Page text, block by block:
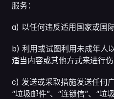
服务：
a) 以任何违反适用国家或国
b) 利用或试图利用未成年人
适当内容或其他方式来进行伤
c) 发送或采取措施发送任何
“垃圾邮件”、“连锁信”、“垃